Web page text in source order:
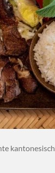
kantonesisch